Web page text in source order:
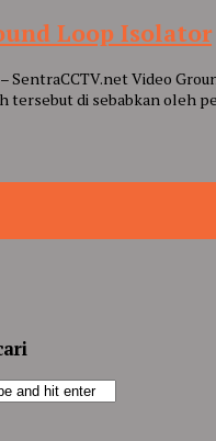
Loop Isolator
SentraCCTV.net Video
tersebut di sebabkan oleh